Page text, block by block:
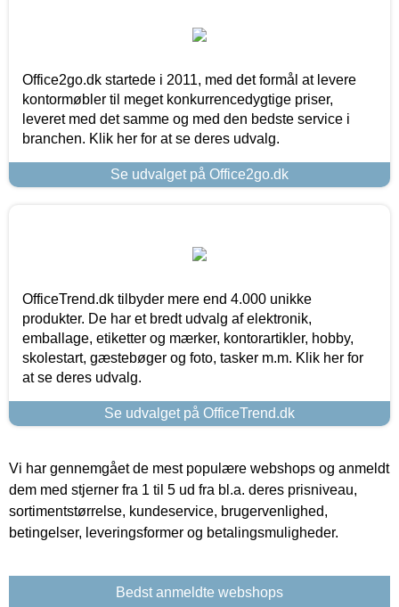
Office2go.dk startede i 2011, med det formål at levere
kontormøbler til meget konkurrencedygtige priser,
leveret med det samme og med den bedste service i
branchen. Klik her for at se deres udvalg.
Se udvalget på Office2go.dk
OfficeTrend.dk tilbyder mere end 4.000 unikke
produkter. De har et bredt udvalg af elektronik,
emballage, etiketter og mærker, kontorartikler, hobby,
skolestart, gæstebøger og foto, tasker m.m. Klik her for
at se deres udvalg.
Se udvalget på OfficeTrend.dk
Vi har gennemgået de mest populære webshops og anmeldt
dem med stjerner fra 1 til 5 ud fra bl.a. deres prisniveau,
sortimentstørrelse, kundeservice, brugervenlighed,
betingelser, leveringsformer og betalingsmuligheder.
Bedst anmeldte webshops